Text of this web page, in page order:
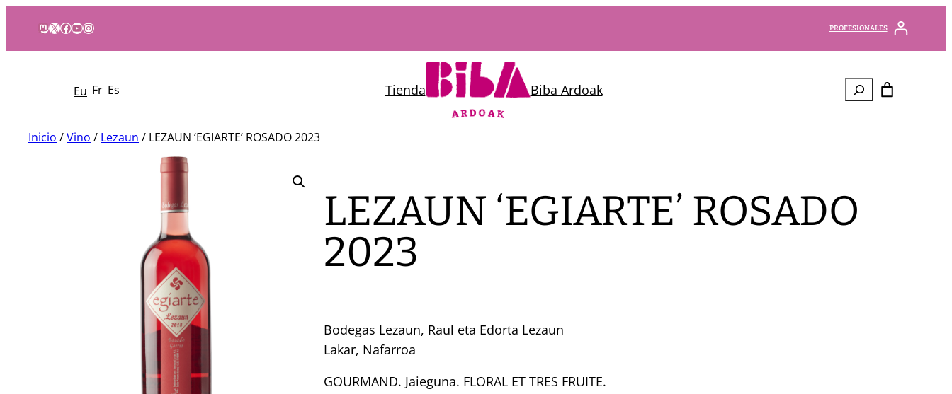
Mastodon
X Facebook
YouTube
Instagram PROFESIONALES
Eu Fr Es Tienda Biba Ardoak Buscar
Inicio /Vino / Lezaun / LEZAUN ‘EGIARTE’ ROSADO 2023
LEZAUN ‘EGIARTE’ ROSADO
2023
Bodegas Lezaun, Raul eta Edorta Lezaun
Lakar, Nafarroa
GOURMAND. Jaieguna. FLORAL ET TRES FRUITE.